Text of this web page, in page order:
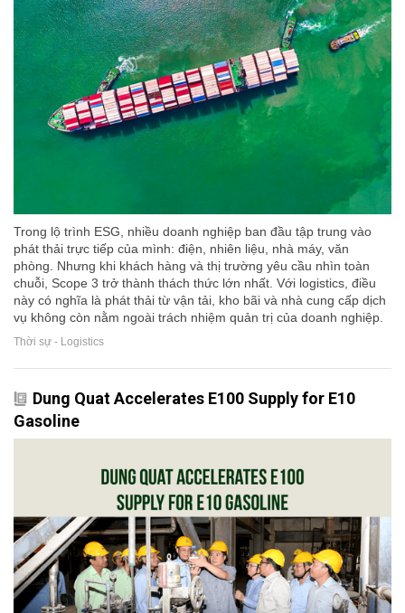
Trong lộ trình ESG, nhiều doanh nghiệp ban đầu tập trung vào
phát thải trực tiếp của mình: điện, nhiên liệu, nhà máy, văn
phòng. Nhưng khi khách hàng và thị trường yêu cầu nhìn toàn
chuỗi, Scope 3 trở thành thách thức lớn nhất. Với logistics, điều
này có nghĩa là phát thải từ vận tải, kho bãi và nhà cung cấp dịch
vụ không còn nằm ngoài trách nhiệm quản trị của doanh nghiệp.
Thời sự - Logistics
Dung Quat Accelerates E100 Supply for E10
Gasoline